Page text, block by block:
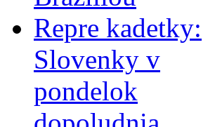
Repre kadetky:
Slovenky v
pondelok